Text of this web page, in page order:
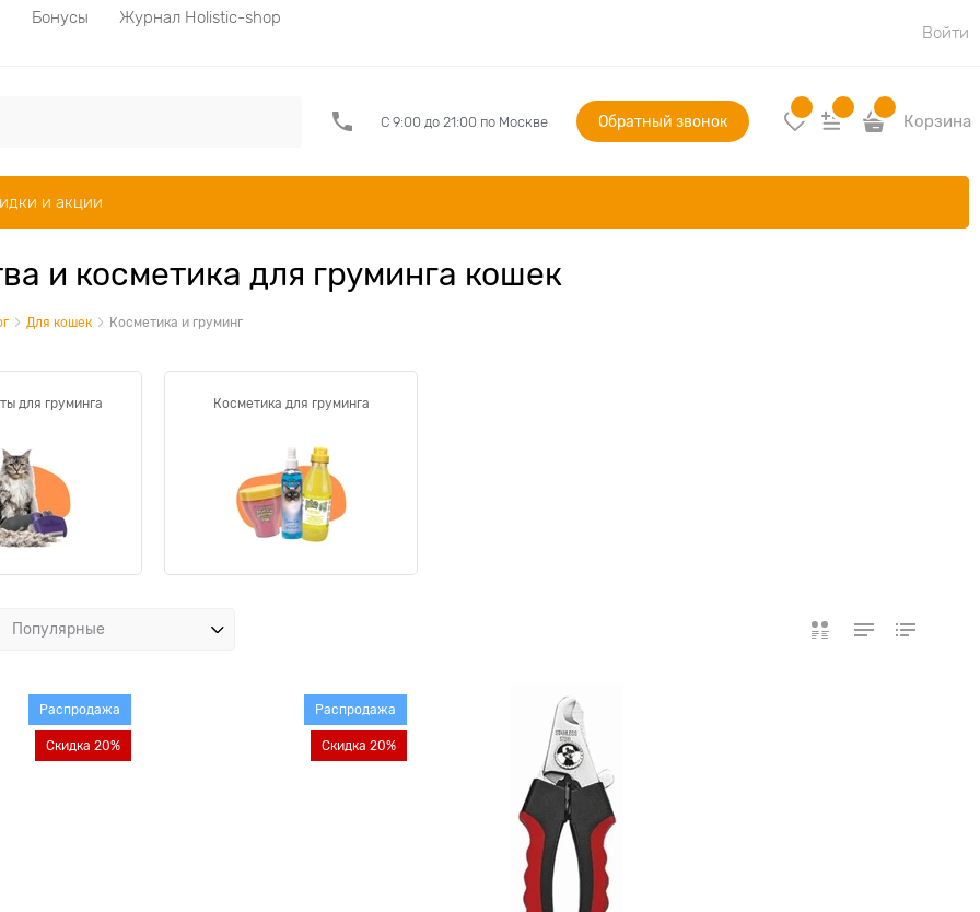
Бонусы
Журнал Holistic-shop
Войти
С 9:00 до 21:00 по Москве Обратный звонок Корзина
и акции
и косметика для груминга кошек
Для кошек Косметика и груминг
для груминга Косметика для груминга
Распродажа
Скидка 20%
Распродажа
Скидка 20%